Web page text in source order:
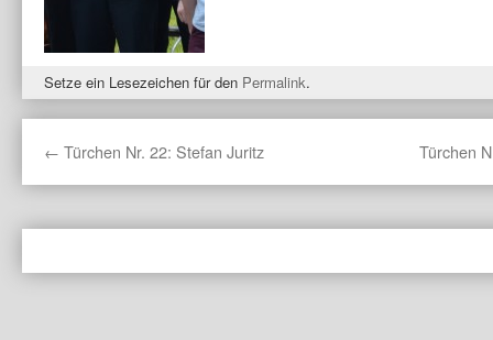
Setze ein Lesezeichen für den Permalink.
← Türchen Nr. 22: Stefan Juritz Türchen